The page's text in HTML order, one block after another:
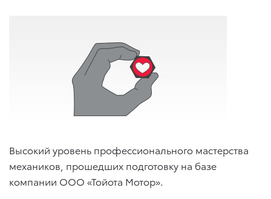
Высокий уровень профессионального мастерства
механиков, прошедших подготовку на базе
компании ООО «Тойота Мотор».